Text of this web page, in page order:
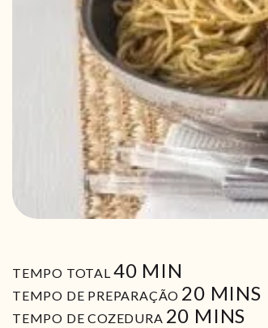
TEMPO TOTAL 40MIN
MIN
TEMPO DE PREPARAÇÃO 20MIN
MINS
TEMPO DE COZEDURA 20 MIN
MINS